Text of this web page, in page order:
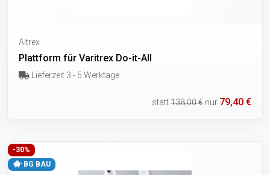
Altrex
Plattform für Varitrex Do-it-All
Lieferzeit 3 - 5 Werktage
statt138,00 € nur 79,40 €
-30%
BG BAU